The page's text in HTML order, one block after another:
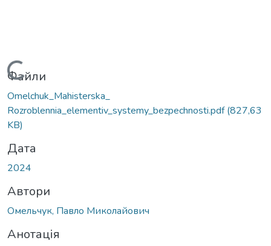
Вантажиться...
Файли
Omelchuk_Mahisterska_
Rozroblennia_elementiv_systemy_bezpechnosti.pdf(827,63
KB)
Дата
2024
Автори
Омельчук, Павло Миколайович
Анотація